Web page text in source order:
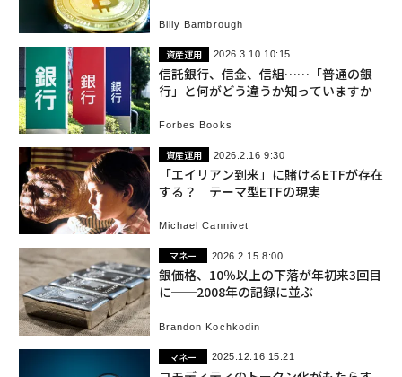
Billy Bambrough
資産運用 2026.3.10 10:15
信託銀行、信金、信組……「普通の銀
行」と何がどう違うか知っていますか
Forbes Books
資産運用 2026.2.16 9:30
「エイリアン到来」に賭けるETFが存在
する？ テーマ型ETFの現実
Michael Cannivet
マネー 2026.2.15 8:00
銀価格、10％以上の下落が年初来3回目
に──2008年の記録に並ぶ
Brandon Kochkodin
マネー 2025.12.16 15:21